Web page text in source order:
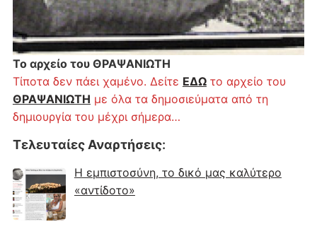
Το αρχείο του ΘΡΑΨΑΝΙΩΤΗ
Τίποτα δεν πάει χαμένο. Δείτε ΕΔΩτο αρχείο του
ΘΡΑΨΑΝΙΩΤΗ με όλα τα δημοσιεύματα από τη
δημιουργία του μέχρι σήμερα…
Τελευταίες Αναρτήσεις:
Η εμπιστοσύνη, το δικό μας καλύτερο
«αντίδοτο»